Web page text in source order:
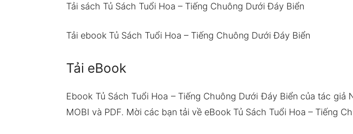
Tải sách Tủ Sách Tuổi Hoa – Tiếng Chuông Dưới Đáy Biển
Tải ebook Tủ Sách Tuổi Hoa – Tiếng Chuông Dưới Đáy Biển
Tải eBook
Ebook Tủ Sách Tuổi Hoa – Tiếng Chuông Dưới Đáy Biển của tác
MOBI và PDF. Mời các bạn tải về eBook Tủ Sách Tuổi Hoa – Tiếng